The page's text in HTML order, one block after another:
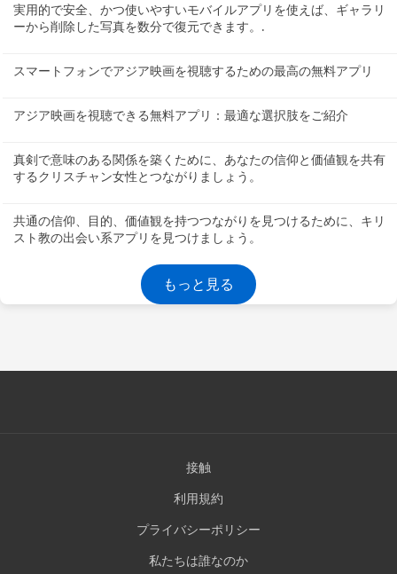
実用的で安全、かつ使いやすいモバイルアプリを使えば、ギャラリ
ーから削除した写真を数分で復元できます。.
スマートフォンでアジア映画を視聴するための最高の無料アプリ
アジア映画を視聴できる無料アプリ：最適な選択肢をご紹介
真剣で意味のある関係を築くために、あなたの信仰と価値観を共有
するクリスチャン女性とつながりましょう。
共通の信仰、目的、価値観を持つつながりを見つけるために、キリ
スト教の出会い系アプリを見つけましょう。
もっと見る
接触
利用規約
プライバシーポリシー
私たちは誰なのか